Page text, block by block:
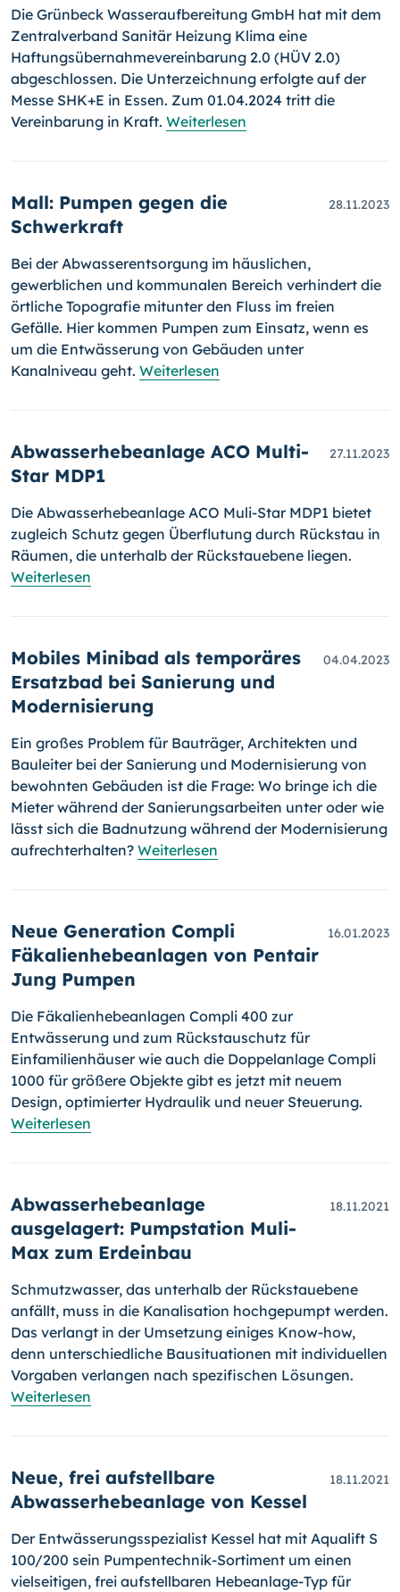
Die Grünbeck Wasseraufbereitung GmbH hat mit dem
Zentralverband Sanitär Heizung Klima eine
Haftungsübernahmevereinbarung 2.0 (HÜV 2.0)
abgeschlossen. Die Unterzeichnung erfolgte auf der
Messe SHK+E in Essen. Zum 01.04.2024 tritt die
Vereinbarung in Kraft. Weiterlesen
Mall: Pumpen gegen die
Schwerkraft
28.11.2023
Bei der Abwasserentsorgung im häuslichen,
gewerblichen und kommunalen Bereich verhindert die
örtliche Topografie mitunter den Fluss im freien
Gefälle. Hier kommen Pumpen zum Einsatz, wenn es
um die Entwässerung von Gebäuden unter
Kanalniveau geht. Weiterlesen
Abwasserhebeanlage ACO Multi-
Star MDP1
27.11.2023
Die Abwasserhebeanlage ACO Muli-Star MDP1 bietet
zugleich Schutz gegen Überflutung durch Rückstau in
Räumen, die unterhalb der Rückstauebene liegen.
Weiterlesen
Mobiles Minibad als temporäres
Ersatzbad bei Sanierung und
Modernisierung
04.04.2023
Ein großes Problem für Bauträger, Architekten und
Bauleiter bei der Sanierung und Modernisierung von
bewohnten Gebäuden ist die Frage: Wo bringe ich die
Mieter während der Sanierungsarbeiten unter oder wie
lässt sich die Badnutzung während der Modernisierung
aufrechterhalten? Weiterlesen
Neue Generation Compli
Fäkalienhebeanlagen von Pentair
Jung Pumpen
16.01.2023
Die Fäkalienhebeanlagen Compli 400 zur
Entwässerung und zum Rück­stau­schutz für
Einfamilienhäuser wie auch die Doppelanlage Compli
1000 für größere Objekte gibt es jetzt mit neuem
Design, optimierter Hydraulik und neuer Steuerung.
Weiterlesen
Abwasserhebeanlage
ausgelagert: Pumpstation Muli-
Max zum Erdeinbau
18.11.2021
Schmutzwasser, das unterhalb der Rückstauebene
anfällt, muss in die Kanalisation hochgepumpt werden.
Das verlangt in der Umsetzung eini­ges Know-how,
denn unterschiedliche Bausituationen mit individuellen
Vorgaben verlangen nach spezifischen Lösungen.
Weiterlesen
Neue, frei aufstellbare
Abwasserhebeanlage von Kessel
18.11.2021
Der Entwässerungsspezialist Kessel hat mit Aqualift S
100/200 sein Pumpentechnik-Sortiment um einen
vielseitigen, frei aufstellbaren Hebeanlage-Typ für